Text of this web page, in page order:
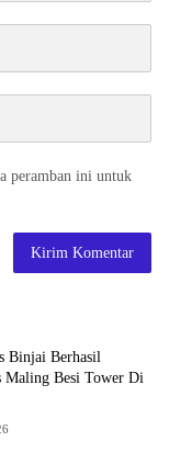
peramban ini untuk
Binjai Berhasil
Maling Besi Tower Di